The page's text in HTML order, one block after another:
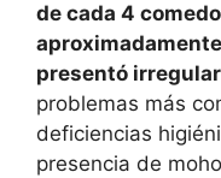
de cada 4
presentó
problemas más
deficiencias
presencia de